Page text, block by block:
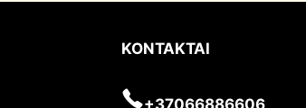
KONTAKTAI
+37066886606